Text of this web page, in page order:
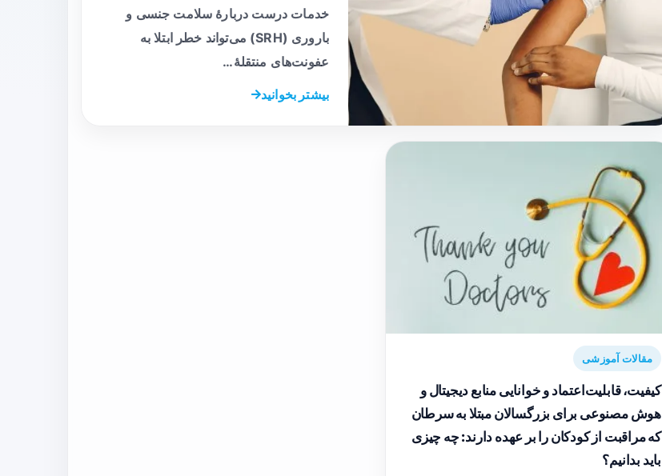
خدمات درست دربارهٔ سلامت جنسی و
باروری (SRH) می‌تواند خطر ابتلا به
عفونت‌های منتقلهٔ…
بیشتر بخوانید
مقالات آموزشی
کیفیت، قابلیت‌اعتماد و خوانایی منابع دیجیتال و
هوش مصنوعی برای بزرگسالان مبتلا به سرطان
که مراقبت از کودکان را بر عهده دارند: چه چیزی
باید بدانیم؟